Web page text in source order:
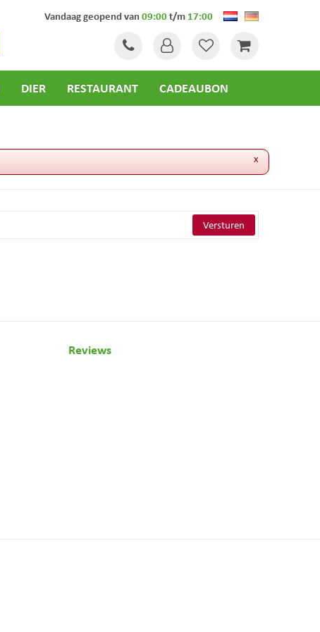
Vandaag geopend van09:00t/m17:00
DIER RESTAURANT CADEAUBON
x
Reviews